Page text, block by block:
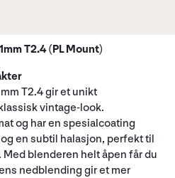
T2.4 (PL Mount)
T2.4 gir et unikt
vintage-look.
og har en spesialcoating
en subtil halasjon, perfekt til
blenderen helt åpen får du
nedblending gir et mer